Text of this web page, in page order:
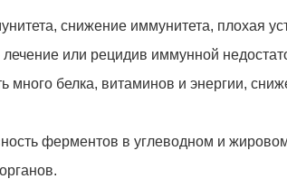
снижение иммунитета, плохая
или рецидив иммунной
белка, витаминов и энергии,
ферментов в углеводном и